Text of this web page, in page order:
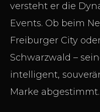
versteht er die
Events. Ob beim
Freiburger City
Schwarzwald –
intelligent,
Marke abgestimmt.